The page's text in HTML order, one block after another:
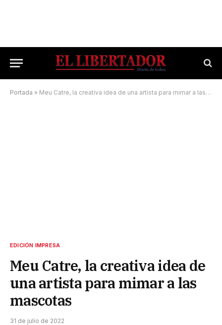
Portada » Meu Catre, la creativa idea de una artista para mimar a las mascotas
EDICIÓN IMPRESA
Meu Catre, la creativa idea de
una artista para mimar a las
mascotas
31 de julio de 2022